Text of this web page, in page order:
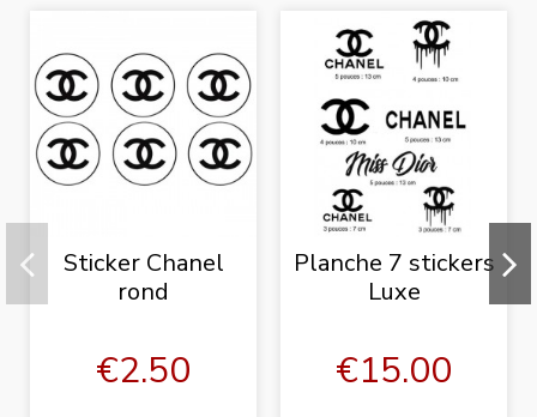
Sticker Chanel
rond
€2.50
Planche 7 stickers
Luxe
€15.00